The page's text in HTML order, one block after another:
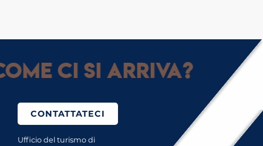
ci si arriva?
CONTATTATECI
Ufficio del turismo di